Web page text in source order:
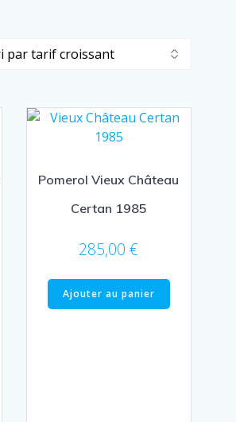
Pomerol Vieux Château
Certan 1985
285,00€
Ajouter au panier